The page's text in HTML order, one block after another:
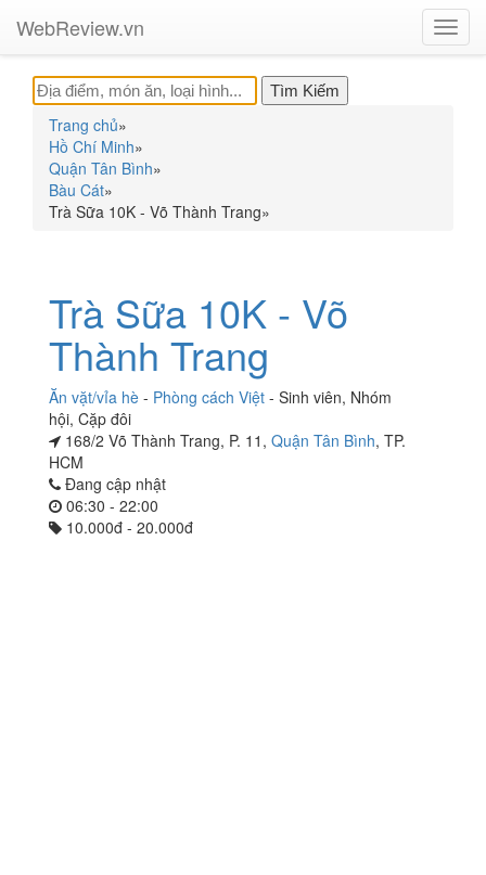
WebReview.vn
Trang chủ»
Hồ Chí Minh»
Quận Tân Bình»
Bàu Cát»
Trà Sữa 10K - Võ Thành Trang»
Trà Sữa 10K - Võ
Thành Trang
Ăn vặt/vỉa hè - Phòng cách Việt - Sinh viên, Nhóm
hội, Cặp đôi
168/2 Võ Thành Trang, P. 11, Quận Tân Bình, TP.
HCM
Đang cập nhật
06:30 - 22:00
10.000đ - 20.000đ